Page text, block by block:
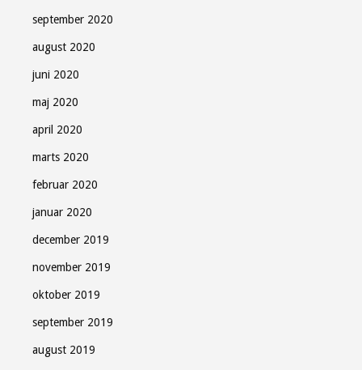
september 2020
august 2020
juni 2020
maj 2020
april 2020
marts 2020
februar 2020
januar 2020
december 2019
november 2019
oktober 2019
september 2019
august 2019